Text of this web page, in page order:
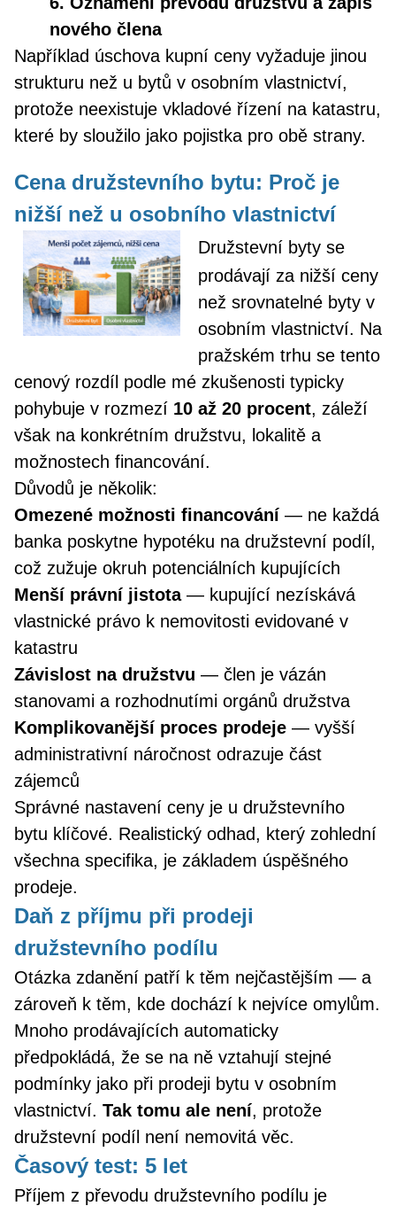
nového člena
Například úschova kupní ceny vyžaduje jinou
strukturu než u bytů v osobním vlastnictví,
protože neexistuje vkladové řízení na katastru,
které by sloužilo jako pojistka pro obě strany.
Cena družstevního bytu: Proč je
nižší než u osobního vlastnictví
Družstevní byty se
prodávají za nižší ceny
než srovnatelné byty v
osobním vlastnictví. Na
pražském trhu se tento
cenový rozdíl podle mé zkušenosti typicky
pohybuje v rozmezí 10 až 20 procent, záleží
však na konkrétním družstvu, lokalitě a
možnostech financování.
Důvodů je několik:
Omezené možnosti financování — ne každá
banka poskytne hypotéku na družstevní podíl,
což zužuje okruh potenciálních kupujících
Menší právní jistota— kupující nezískává
vlastnické právo k nemovitosti evidované v
katastru
Závislost na družstvu — člen je vázán
stanovami a rozhodnutími orgánů družstva
Komplikovanější proces prodeje — vyšší
administrativní náročnost odrazuje část
zájemců
Správné nastavení ceny je u družstevního
bytu klíčové. Realistický odhad, který zohlední
všechna specifika, je základem úspěšného
prodeje.
Daň z příjmu při prodeji
družstevního podílu
Otázka zdanění patří k těm nejčastějším — a
zároveň k těm, kde dochází k nejvíce omylům.
Mnoho prodávajících automaticky
předpokládá, že se na ně vztahují stejné
podmínky jako při prodeji bytu v osobním
vlastnictví. Tak tomu ale není, protože
družstevní podíl není nemovitá věc.
Časový test: 5 let
Příjem z převodu družstevního podílu je